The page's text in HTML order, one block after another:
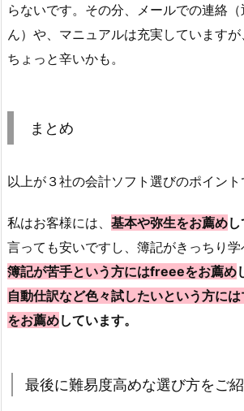
らないです。その分、メールでの連絡
ん）や、マニュアルは充実しています
ちょっと辛いかも。
まとめ
以上が３社の会計ソフト選びのポイント
私はお客様には、 基本や弥生をお薦め
言っても安いですし、簿記がきっちり学
簿記が苦手という方にはfreeeをお薦め
自動仕訳など色々試したいという方に
をお薦めしています。
最後に難易度高めな選び方をご